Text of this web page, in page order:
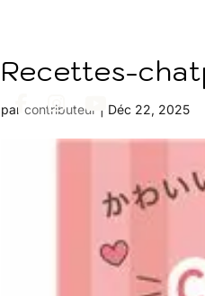
Recettes-
parcontributeur | Déc 22, 2025